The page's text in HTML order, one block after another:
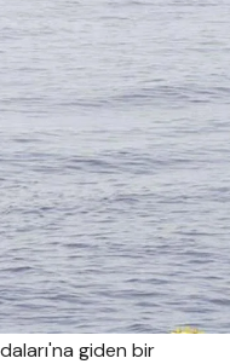
giden bir